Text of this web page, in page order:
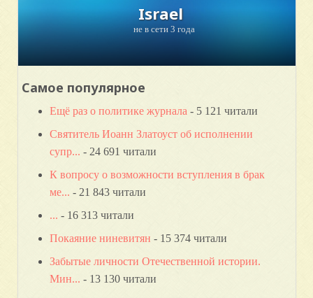
Israel
не в сети 3 года
Самое популярное
Ещё раз о политике журнала - 5 121 читали
Святитель Иоанн Златоуст об исполнении
супр... - 24 691 читали
К вопросу о возможности вступления в брак
ме... - 21 843 читали
... - 16 313 читали
Покаяние ниневитян - 15 374 читали
Забытые личности Отечественной истории.
Мин... - 13 130 читали